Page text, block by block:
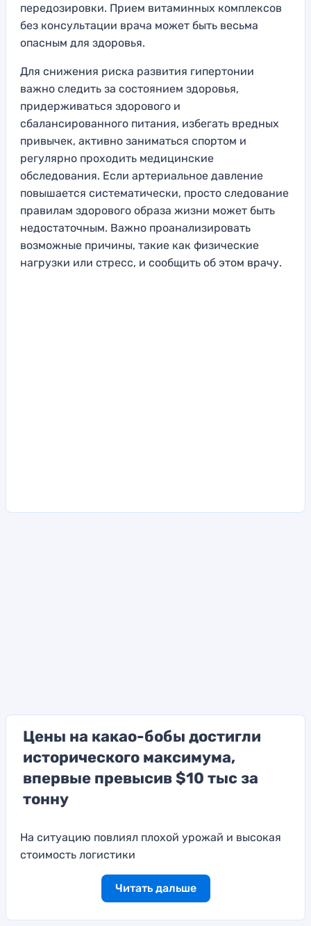
передозировки. Прием витаминных комплексов
без консультации врача может быть весьма
опасным для здоровья.
Для снижения риска развития гипертонии
важно следить за состоянием здоровья,
придерживаться здорового и
сбалансированного питания, избегать вредных
привычек, активно заниматься спортом и
регулярно проходить медицинские
обследования. Если артериальное давление
повышается систематически, просто следование
правилам здорового образа жизни может быть
недостаточным. Важно проанализировать
возможные причины, такие как физические
нагрузки или стресс, и сообщить об этом врачу.
Цены на какао-бобы достигли
исторического максимума,
впервые превысив $10 тыс за
тонну
На ситуацию повлиял плохой урожай и высокая
стоимость логистики
Читать дальше